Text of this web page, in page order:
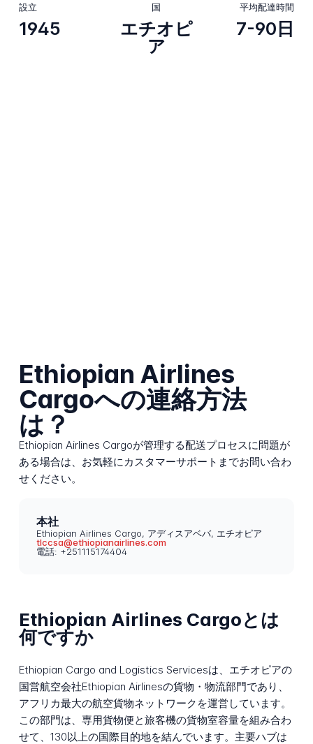
設立
1945
国
エチオピ
ア
平均配達時間
7-90日
Ethiopian Airlines
Cargoへの連絡方法
は？
Ethiopian Airlines Cargoが管理する配送プロセスに問題が
ある場合は、お気軽にカスタマーサポートまでお問い合わ
せください。
本社
Ethiopian Airlines Cargo, アディスアベバ, エチオピア
tlccsa@ethiopianairlines.com
電話: +251115174404
Ethiopian Airlines Cargoとは
何ですか
Ethiopian Cargo and Logistics Servicesは、エチオピアの
国営航空会社Ethiopian Airlinesの貨物・物流部門であり、
アフリカ最大の航空貨物ネットワークを運営しています。
この部門は、専用貨物便と旅客機の貨物室容量を組み合わ
せて、130以上の国際目的地を結んでいます。主要ハブは